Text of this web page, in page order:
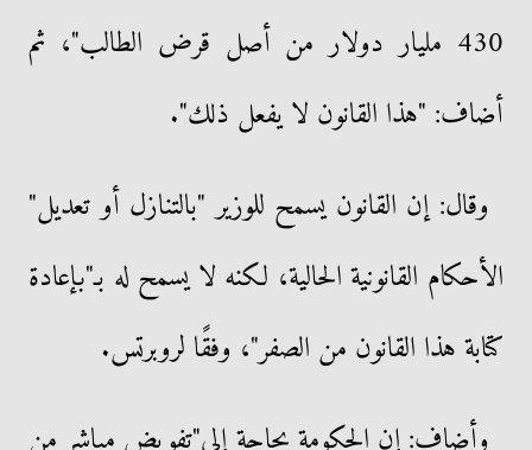
430 مليار دولار من أصل قرض الطالب"، ثم
أضاف: "هذا القانون لا يفعل ذلك".
وقال: إن القانون يسمح للوزير "بالتنازل أو تعديل"
الأحكام القانونية الحالية، لكنه لا يسمح له بـ"بإعادة
كتابة هذا القانون من الصفر"، وفقًا لروبرتس.